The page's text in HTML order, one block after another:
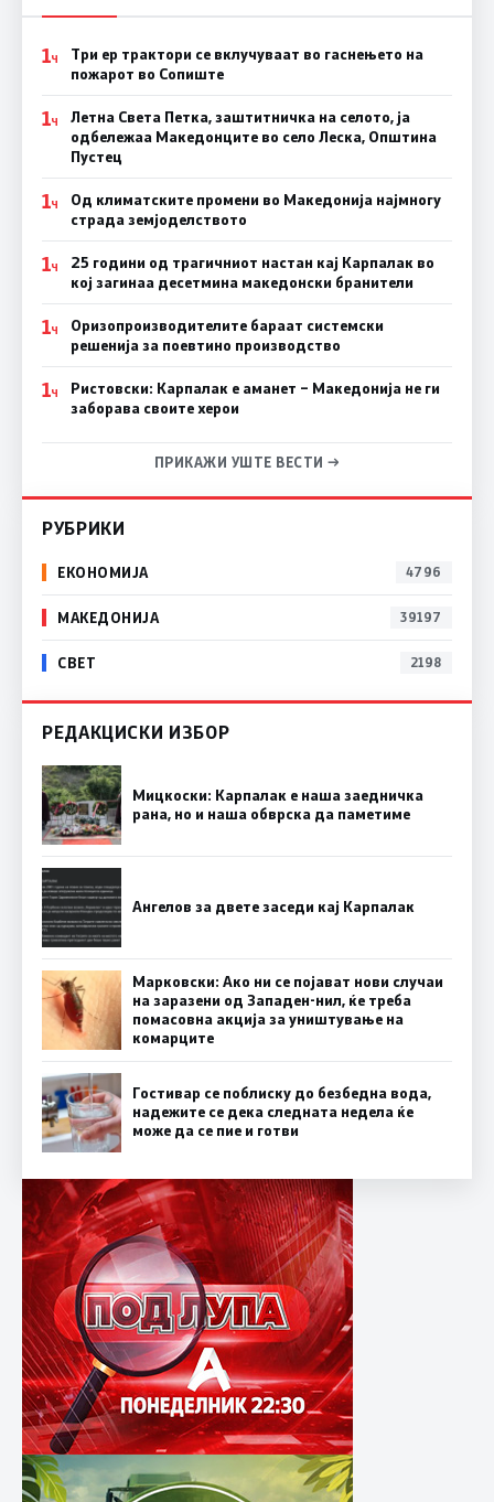
1Ч
Три ер трактори се вклучуваат во гаснењето на
пожарот во Сопиште
1Ч
Летна Света Петка, заштитничка на селото, ја
одбележаа Македонците во село Леска, Општина
Пустец
1Ч
Од климатските промени во Македонија најмногу
страда земјоделството
1Ч
25 години од трагичниот настан кај Карпалак во
кој загинаа десетмина македонски бранители
1Ч
Оризопроизводителите бараат системски
решенија за поевтино производство
1Ч
Ристовски: Карпалак е аманет – Македонија не ги
заборава своите херои
ПРИКАЖИ УШТЕ ВЕСТИ →
РУБРИКИ
ЕКОНОМИЈА 4796
МАКЕДОНИЈА 39197
СВЕТ 2198
РЕДАКЦИСКИ ИЗБОР
Мицкоски: Карпалак е наша заедничка
рана, но и наша обврска да паметиме
Ангелов за двете заседи кај Карпалак
Марковски: Ако ни се појават нови случаи
на заразени од Западен-нил, ќе треба
помасовна акција за уништување на
комарците
Гостивар се поблиску до безбедна вода,
надежите се дека следната недела ќе
може да се пие и готви